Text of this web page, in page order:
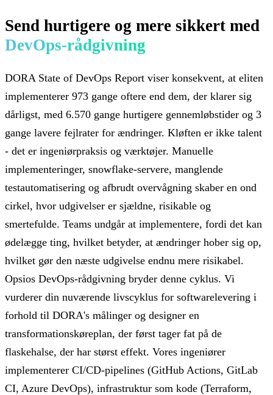
Send hurtigere og mere sikkert med
DevOps-rådgivning
DORA State of DevOps Report viser konsekvent, at eliten
implementerer 973 gange oftere end dem, der klarer sig
dårligst, med 6.570 gange hurtigere gennemløbstider og 3
gange lavere fejlrater for ændringer. Kløften er ikke talent
- det er ingeniørpraksis og værktøjer. Manuelle
implementeringer, snowflake-servere, manglende
testautomatisering og afbrudt overvågning skaber en ond
cirkel, hvor udgivelser er sjældne, risikable og
smertefulde. Teams undgår at implementere, fordi det kan
ødelægge ting, hvilket betyder, at ændringer hober sig op,
hvilket gør den næste udgivelse endnu mere risikabel.
Opsios DevOps-rådgivning bryder denne cyklus. Vi
vurderer din nuværende livscyklus for softwarelevering i
forhold til DORA's målinger og designer en
transformationskøreplan, der først tager fat på de
flaskehalse, der har størst effekt. Vores ingeniører
implementerer CI/CD-pipelines (GitHub Actions, GitLab
CI, Azure DevOps), infrastruktur som kode (Terraform,